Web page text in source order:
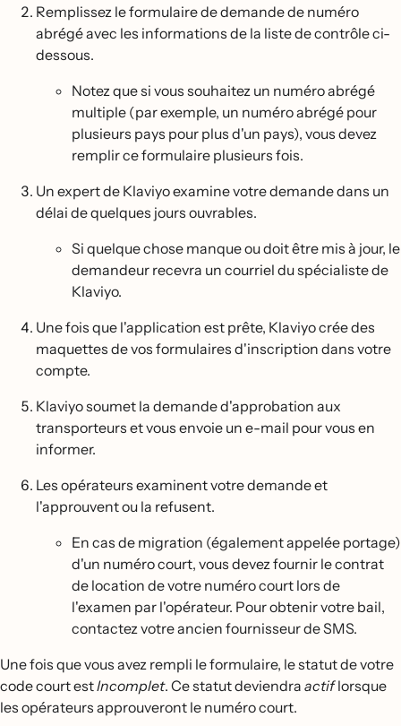
Remplissez le formulaire de demande de numéro
abrégé avec les informations de la liste de contrôle ci-
dessous.
Notez que si vous souhaitez un numéro abrégé
multiple (par exemple, un numéro abrégé pour
plusieurs pays pour plus d'un pays), vous devez
remplir ce formulaire plusieurs fois.
Un expert de Klaviyo examine votre demande dans un
délai de quelques jours ouvrables.
Si quelque chose manque ou doit être mis à jour, le
demandeur recevra un courriel du spécialiste de
Klaviyo.
Une fois que l'application est prête, Klaviyo crée des
maquettes de vos formulaires d'inscription dans votre
compte.
Klaviyo soumet la demande d'approbation aux
transporteurs et vous envoie un e-mail pour vous en
informer.
Les opérateurs examinent votre demande et
l'approuvent ou la refusent.
En cas de migration (également appelée portage)
d'un numéro court, vous devez fournir le contrat
de location de votre numéro court lors de
l'examen par l'opérateur. Pour obtenir votre bail,
contactez votre ancien fournisseur de SMS.
Une fois que vous avez rempli le formulaire, le statut de votre
code court estIncomplet. Ce statut deviendra actiflorsque
les opérateurs approuveront le numéro court.